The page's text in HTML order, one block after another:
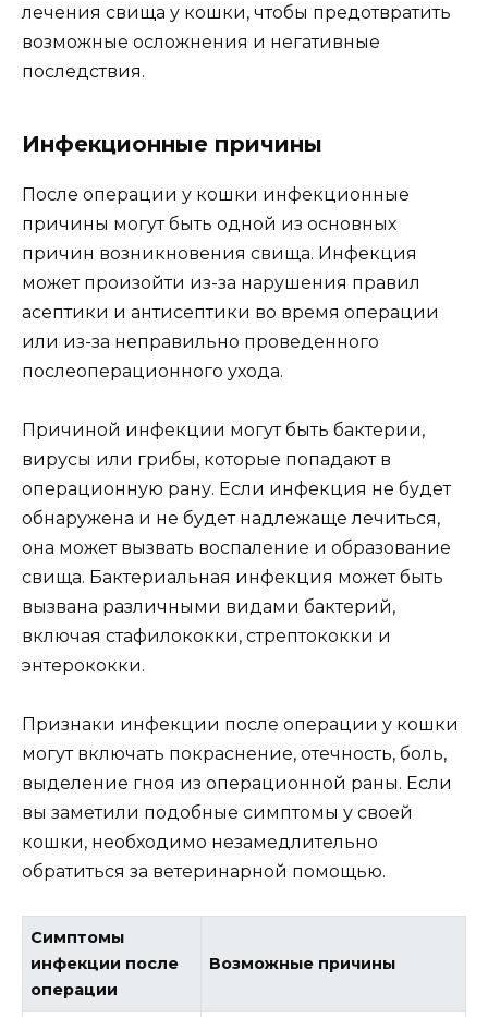
лечения свища у кошки, чтобы предотвратить
возможные осложнения и негативные
последствия.
Инфекционные причины
После операции у кошки инфекционные
причины могут быть одной из основных
причин возникновения свища. Инфекция
может произойти из-за нарушения правил
асептики и антисептики во время операции
или из-за неправильно проведенного
послеоперационного ухода.
Причиной инфекции могут быть бактерии,
вирусы или грибы, которые попадают в
операционную рану. Если инфекция не будет
обнаружена и не будет надлежаще лечиться,
она может вызвать воспаление и образование
свища. Бактериальная инфекция может быть
вызвана различными видами бактерий,
включая стафилококки, стрептококки и
энтерококки.
Признаки инфекции после операции у кошки
могут включать покраснение, отечность, боль,
выделение гноя из операционной раны. Если
вы заметили подобные симптомы у своей
кошки, необходимо незамедлительно
обратиться за ветеринарной помощью.
Симптомы
инфекции после
операции
Возможные причины